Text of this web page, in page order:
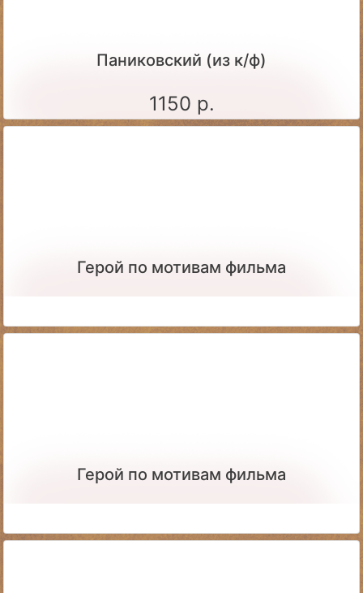
Паниковский (из к/ф)
1150 р.
Герой по мотивам фильма
Герой по мотивам фильма